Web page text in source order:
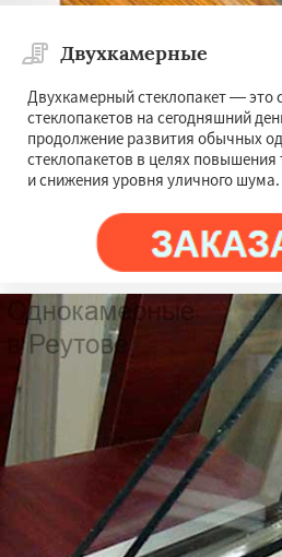
Двухкамерные
Двухкамерный стеклопакет —
стеклопакетов на сегодняшний
продолжение развития обычных
стеклопакетов в целях повышения
и снижения уровня уличного шума.